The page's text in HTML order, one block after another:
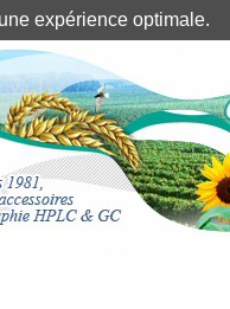
Identification client ||Mon compte
une expérience optimale.